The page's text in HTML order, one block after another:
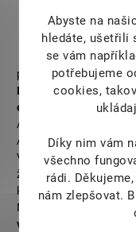
Abyste na
hledáte, ušetřili
se vám
potřebujeme
cookies,
Díky nim vám
všechno
rádi.
nám zlepšovat.
provozovnu ucelený a
Nabízíme byliny jak
extrakty, tak i živé
Adaptogeny. Najdete
Ájurvédy, Afriky, ale i
Vilcacora, Goji-
ženšenu, Schizandra,
kukuřice, Dračí krev,
Mladý ječmen,
využíváme naše malé